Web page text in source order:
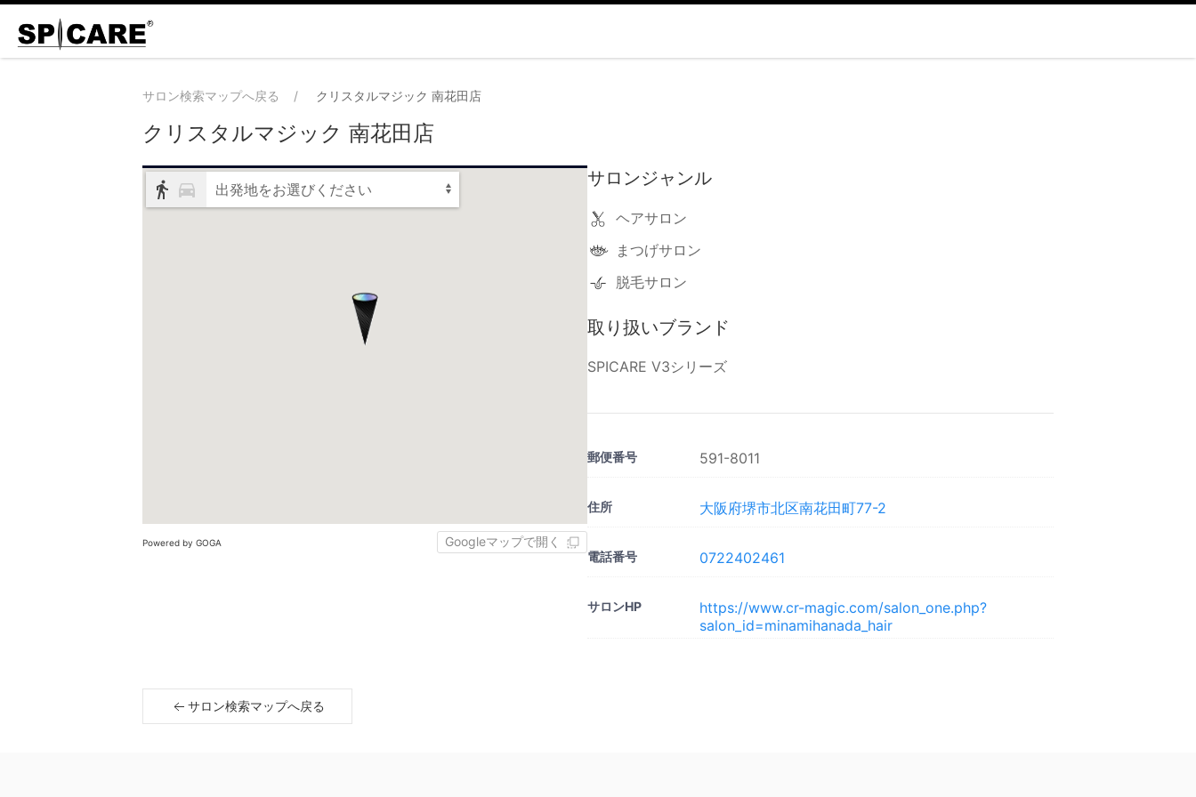
サロン検索マップへ戻る クリスタルマジック 南花田店
クリスタルマジック 南花田店
出発地をお選びください
Powered by GOGA Googleマップで開く
サロンジャンル
ヘアサロン
まつげサロン
脱毛サロン
取り扱いブランド
SPICARE V3シリーズ
郵便番号 591-8011
住所 大阪府堺市北区南花田町77-2
電話番号 0722402461
サロンHP
https://www.cr-magic.com/salon_one.php?
salon_id=minamihanada_hair
サロン検索マップへ戻る